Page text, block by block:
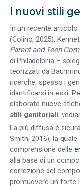
I nuovi stili
In un recente articolo
(Colino, 2025),
Parent and Teen
di Philadelphia –
teorizzati da
ricerche, spesso i
identificarsi in essi.
elaborate nuove
stili genitoriali:
La più diffusa è
Smith, 2016), la
comprensione delle
alla base di un
correzione del
promuovere un forte